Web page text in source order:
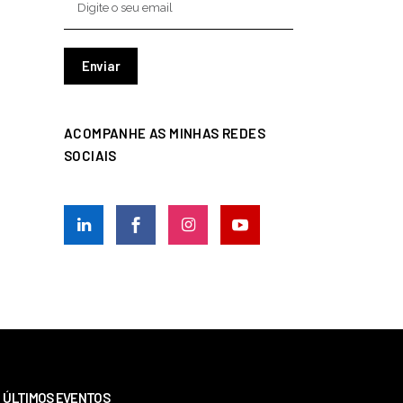
ACOMPANHE AS MINHAS REDES
SOCIAIS
ÚLTIMOS EVENTOS